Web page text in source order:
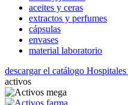
aceites y ceras
extractos y perfumes
cápsulas
envases
material laboratorio
descargar el catálogo Hospitales
activos